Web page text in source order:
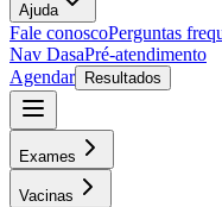
Ajuda
Fale conoscoPerguntas
Nav DasaPré-atendimento
Agendar
Resultados
Exames
Vacinas